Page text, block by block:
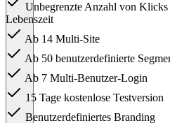
Unbegrenzte Anzahl von Klicks
Lebenszeit
Ab 14 Multi-Site
Ab 50 benutzerdefinierte
Ab 7 Multi-Benutzer-Login
15 Tage kostenlose Testversion
Benutzerdefiniertes Branding